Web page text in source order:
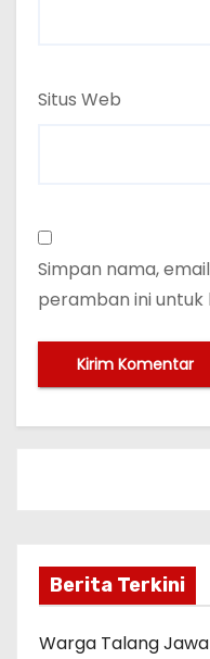
Situs Web
Simpan nama,
peramban ini
Berita Terkini
Warga Talang